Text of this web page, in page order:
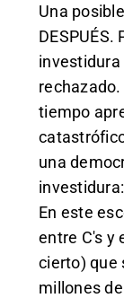
Una
investidura
tiempo
una
En este
entre C's y
cierto) que
millones